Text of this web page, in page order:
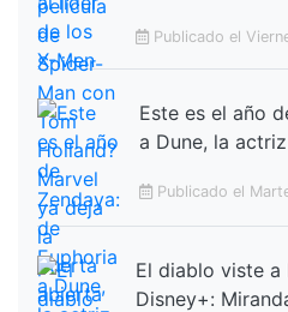
Publicado el
Este es el año
a Dune, la
Publicado el
El diablo viste
Disney+: